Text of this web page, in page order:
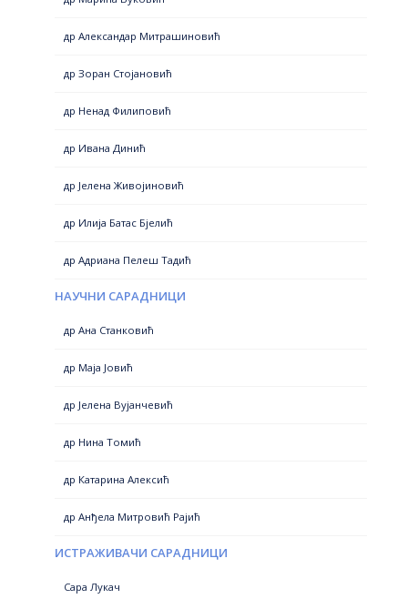
др Александар Митрашиновић
др Зоран Стојановић
др Ненад Филиповић
др Ивана Динић
др Јелена Живојиновић
др Илија Батас Бјелић
др Адриана Пелеш Тадић
НАУЧНИ САРАДНИЦИ
др Ана Станковић
др Маја Јовић
др Јелена Вујанчевић
др Нина Томић
др Катарина Алексић
др Анђела Митровић Рајић
ИСТРАЖИВАЧИ САРАДНИЦИ
Сара Лукач